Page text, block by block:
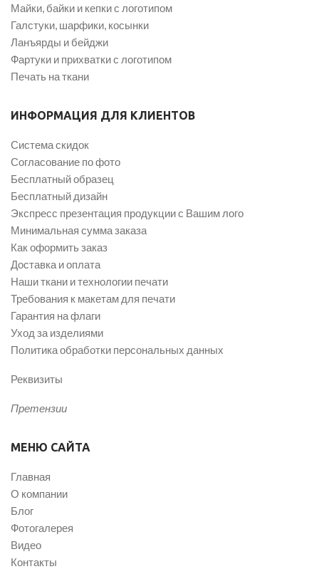
Майки, байки и кепки с логотипом
Галстуки, шарфики, косынки
Ланъярды и бейджи
Фартуки и прихватки с логотипом
Печать на ткани
ИНФОРМАЦИЯ ДЛЯ КЛИЕНТОВ
Система скидок
Согласование по фото
Бесплатный образец
Бесплатный дизайн
Экспресс презентация продукции с Вашим лого
Минимальная сумма заказа
Как оформить заказ
Доставка и оплата
Наши ткани и технологии печати
Требования к макетам для печати
Гарантия на флаги
Уход за изделиями
Политика обработки персональных данных
Реквизиты
Претензии
МЕНЮ САЙТА
Главная
О компании
Блог
Фотогалерея
Видео
Контакты